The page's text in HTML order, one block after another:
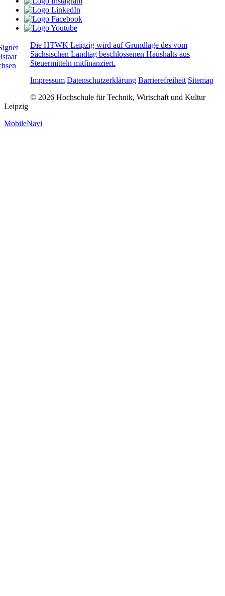
Die HTWK Leipzig wird auf Grundlage des vom
Sächsischen Landtag beschlossenen Haushalts aus
Steuermitteln mitfinanziert.
Impressum Datenschutzerklärung Barrierefreiheit Sitemap
© 2026 Hochschule für Technik, Wirtschaft und Kultur
Leipzig
MobileNavi